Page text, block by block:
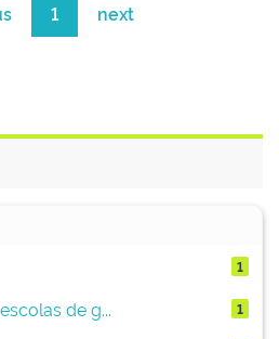
1 next
1
de g... 1